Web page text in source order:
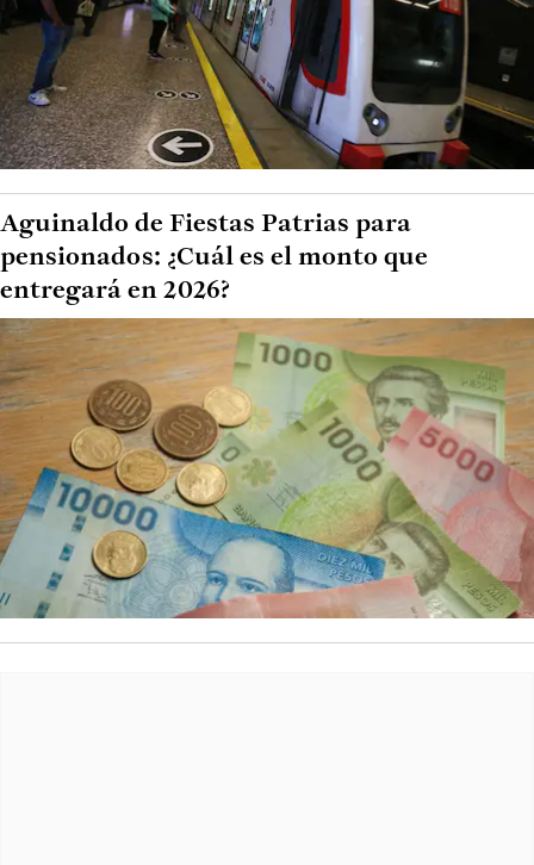
Aguinaldo de Fiestas Patrias para
pensionados: ¿Cuál es el monto que
entregará en 2026?